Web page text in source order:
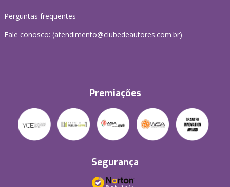
Perguntas frequentes
Fale conosco: (atendimento@clubedeautores.com.br)
Premiações
Segurança